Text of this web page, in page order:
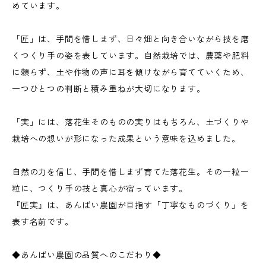
めています。
「匠」は、手間を惜しまず、日々畑と向き合いながら技を磨
くつくり手の姿を表しています。自然栽培では、農薬や肥料
に頼らず、土や作物の声に耳を傾けながら育てていくため、
一つひとつの判断と積み重ねが大切になります。
「実」には、落花生そのものの実りはもちろん、土づくりや
栽培への想いが形になった成果という意味を込めました。
自然の力を信じ、手間を惜しまず育てた落花生。その一粒一
粒に、つくり手の技と真心が宿っています。
『匠実』は、あんばい農園が目指す「丁寧なものづくり」を
表す名前です。
◆あんばい農園の品質へのこだわり◆